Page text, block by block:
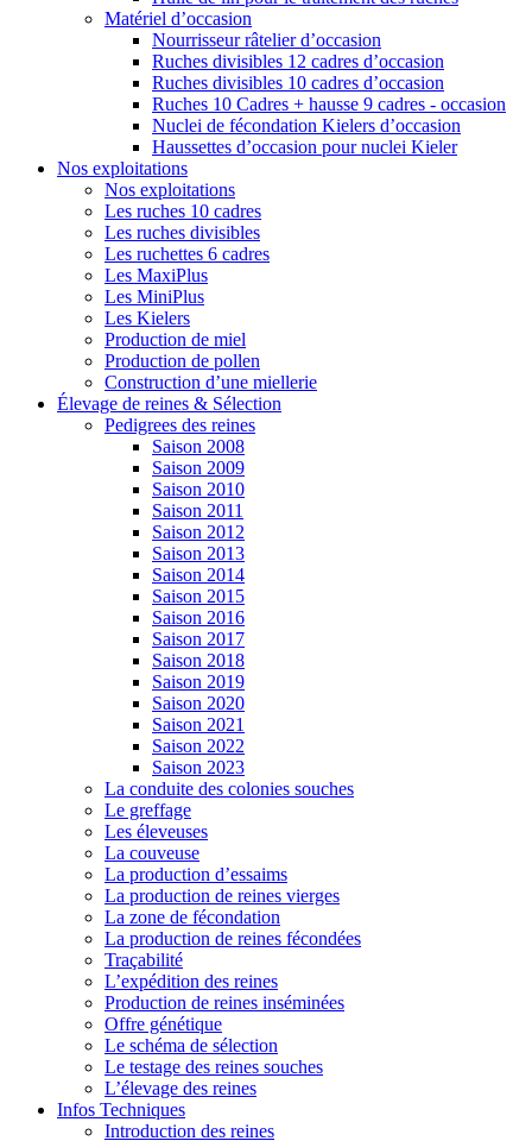
Matériel d’occasion
Nourrisseur râtelier d’occasion
Ruches divisibles 12 cadres d’occasion
Ruches divisibles 10 cadres d’occasion
Ruches 10 Cadres + hausse 9 cadres - occasion
Nuclei de fécondation Kielers d’occasion
Haussettes d’occasion pour nuclei Kieler
Nos exploitations
Nos exploitations
Les ruches 10 cadres
Les ruches divisibles
Les ruchettes 6 cadres
Les MaxiPlus
Les MiniPlus
Les Kielers
Production de miel
Production de pollen
Construction d’une miellerie
Élevage de reines & Sélection
Pedigrees des reines
Saison 2008
Saison 2009
Saison 2010
Saison 2011
Saison 2012
Saison 2013
Saison 2014
Saison 2015
Saison 2016
Saison 2017
Saison 2018
Saison 2019
Saison 2020
Saison 2021
Saison 2022
Saison 2023
La conduite des colonies souches
Le greffage
Les éleveuses
La couveuse
La production d’essaims
La production de reines vierges
La zone de fécondation
La production de reines fécondées
Traçabilité
L’expédition des reines
Production de reines inséminées
Offre génétique
Le schéma de sélection
Le testage des reines souches
L’élevage des reines
Infos Techniques
Introduction des reines